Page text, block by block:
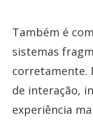
Também é
sistemas
corretamente.
de interação,
experiência